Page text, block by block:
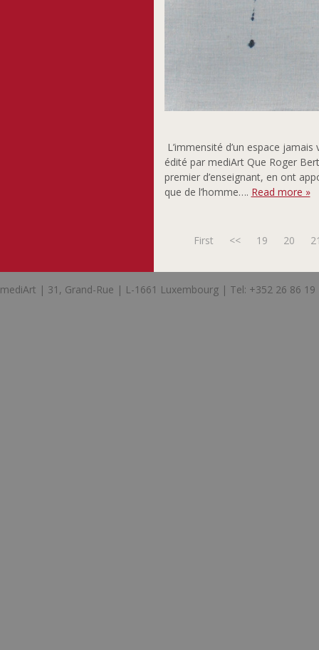
L’immensité d’un espace
édité par mediArt Que Roger
premier d’enseignant, en ont
que de l’homme…. Read more »
First << 19 20
mediArt | 31, Grand-Rue | L-1661 Luxembourg | Tel: +352 26 86